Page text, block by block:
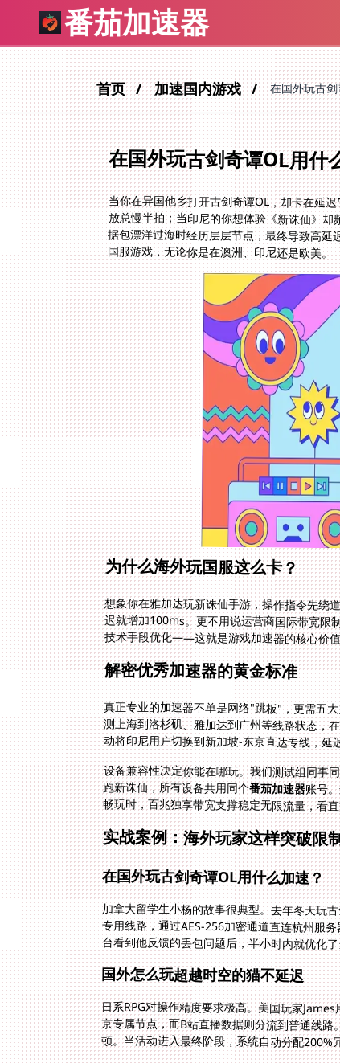
番茄加速器
首页 加速国内游戏 在国外玩古
在国外玩古剑奇谭OL用什
当你在异国他乡打开古剑奇谭OL，却卡在延
放总慢半拍；当印尼的你想体验《新诛仙》
据包漂洋过海时经历层层节点，最终导致高
国服游戏，无论你是在澳洲、印尼还是欧美。
为什么海外玩国服这么卡？
想象你在雅加达玩新诛仙手游，操作指令先绕
迟就增加100ms。更不用说运营商国际带宽限
技术手段优化——这就是游戏加速器的核心价
解密优秀加速器的黄金标准
真正专业的加速器不单是网络"跳板"，更需五
测上海到洛杉矶、雅加达到广州等线路状态，
动将印尼用户切换到新加坡-东京直达专线，
设备兼容性决定你能在哪玩。我们测试组同事
跑新诛仙，所有设备共用同个番茄加速器账号
畅玩时，百兆独享带宽支撑稳定无限流量，看
实战案例：海外玩家这样突破限
在国外玩古剑奇谭OL用什么加速？
加拿大留学生小杨的故事很典型。去年冬天玩
专用线路，通过AES-256加密通道直连杭州服
台看到他反馈的丢包问题后，半小时内就优化
国外怎么玩超越时空的猫不延迟
日系RPG对操作精度要求极高。美国玩家
京专属节点，而B站直播数据则分流到普通线
顿。当活动进入最终阶段，系统自动分配200%